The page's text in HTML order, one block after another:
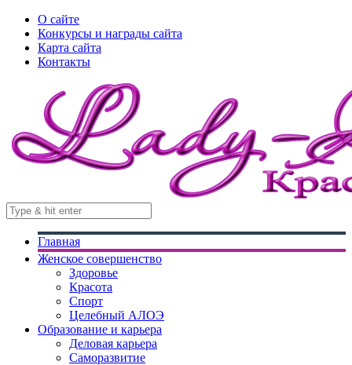
О сайте
Конкурсы и награды сайта
Карта сайта
Контакты
Главная
Женское совершенство
Здоровье
Красота
Спорт
Целебный АЛОЭ
Образование и карьера
Деловая карьера
Саморазвитие